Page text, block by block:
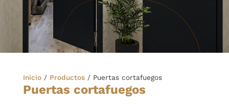
Inicio/ Productos/ Puertas cortafuegos
Puertas cortafuegos